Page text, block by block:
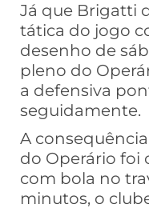
Já que Brigatti
tática do jogo
desenho de
pleno do
a defensiva
seguidamente.
A
do Operário foi
com bola no
minutos, o